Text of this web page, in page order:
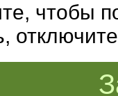
чтобы